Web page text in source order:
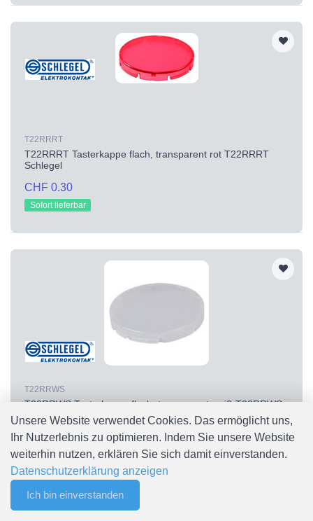
Merkliste
T22RRRT
T22RRRT Tasterkappe flach, transparent rot T22RRRT
Schlegel
CHF 0.30
Sofort lieferbar
T22RRWS
T22RRWS Tasterkappe flach, transparent weiß T22RRWS
Schlegel
CHF 0.30
Sofort lieferbar
Unsere Website verwendet Cookies. Das ermöglicht uns,
Ihr Nutzerlebnis zu optimieren. Indem Sie unsere Website
weiterhin nutzen, erklären Sie sich damit einverstanden.
Datenschutzerklärung anzeigen
Ich bin einverstanden